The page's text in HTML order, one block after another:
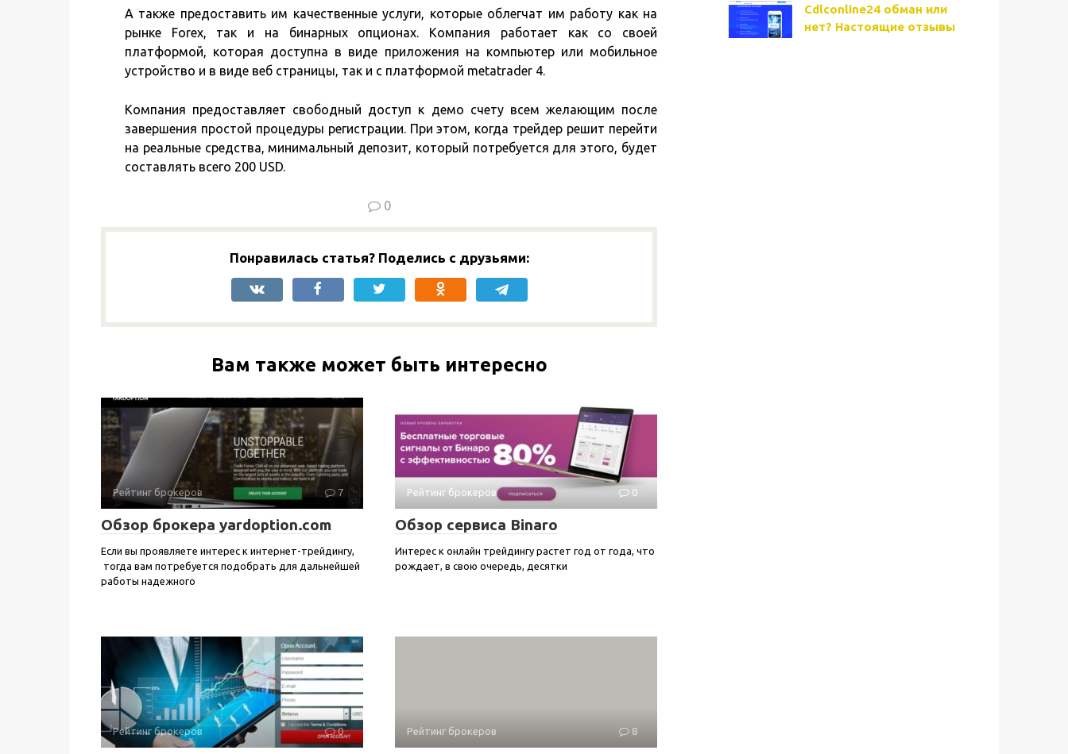
А также предоставить им качественные услуги, которые облегчат им работу как на
рынке Forex, так и на бинарных опционах. Компания работает как со своей
платформой, которая доступна в виде приложения на компьютер или мобильное
устройство и в виде веб страницы, так и с платформой metatrader 4.
Компания предоставляет свободный доступ к демо счету всем желающим после
завершения простой процедуры регистрации. При этом, когда трейдер решит перейти
на реальные средства, минимальный депозит, который потребуется для этого, будет
составлять всего 200 USD.
0
Понравилась статья? Поделись с друзьями:
Вам также может быть интересно
Рейтинг брокеров 7
Обзор брокера yardoption.com
Если вы проявляете интерес к интернет-трейдингу,
тогда вам потребуется подобрать для дальнейшей
работы надежного
Рейтинг брокеров 0
Обзор сервиса Binaro
Интерес к онлайн трейдингу растет год от года, что
рождает, в свою очередь, десятки
Рейтинг брокеров 0 Рейтинг брокеров 8
Cdlconline24 обман или
нет? Настоящие отзывы